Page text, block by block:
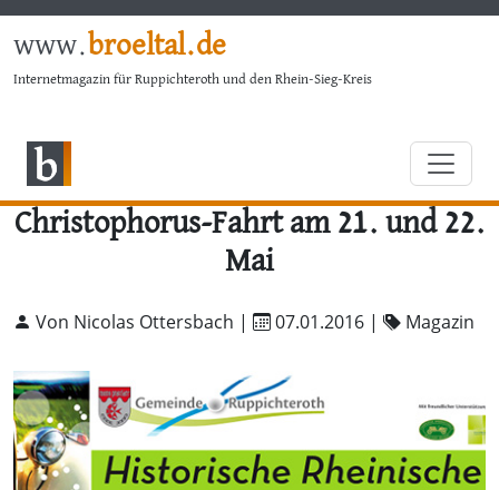
www.broeltal.de
Internetmagazin für Ruppichteroth und den Rhein-Sieg-Kreis
Christophorus-Fahrt am 21. und 22.
Mai
Von Nicolas Ottersbach | 07.01.2016 | Magazin